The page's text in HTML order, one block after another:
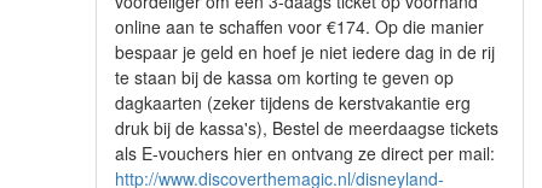
online aan te schaffen voor €174. Op die manier
bespaar je geld en hoef je niet iedere dag in de rij
te staan bij de kassa om korting te geven op
dagkaarten (zeker tijdens de kerstvakantie erg
druk bij de kassa's), Bestel de meerdaagse tickets
als E-vouchers hier en ontvang ze direct per mail:
http://www.discoverthemagic.nl/disneyland-